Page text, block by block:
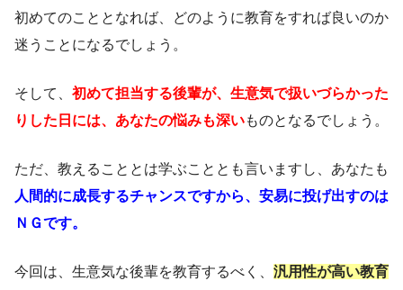
初めてのこととなれば、どのように教育をすれば良いのか
迷うことになるでしょう。
そして、 初めて担当する後輩が、生意気で扱いづらかった
りした日には、あなたの悩みも深いものとなるでしょう。
ただ、教えることとは学ぶこととも言いますし、あなたも
人間的に成長するチャンスですから、安易に投げ出すのは
ＮＧです。
今回は、生意気な後輩を教育するべく、 汎用性が高い教育